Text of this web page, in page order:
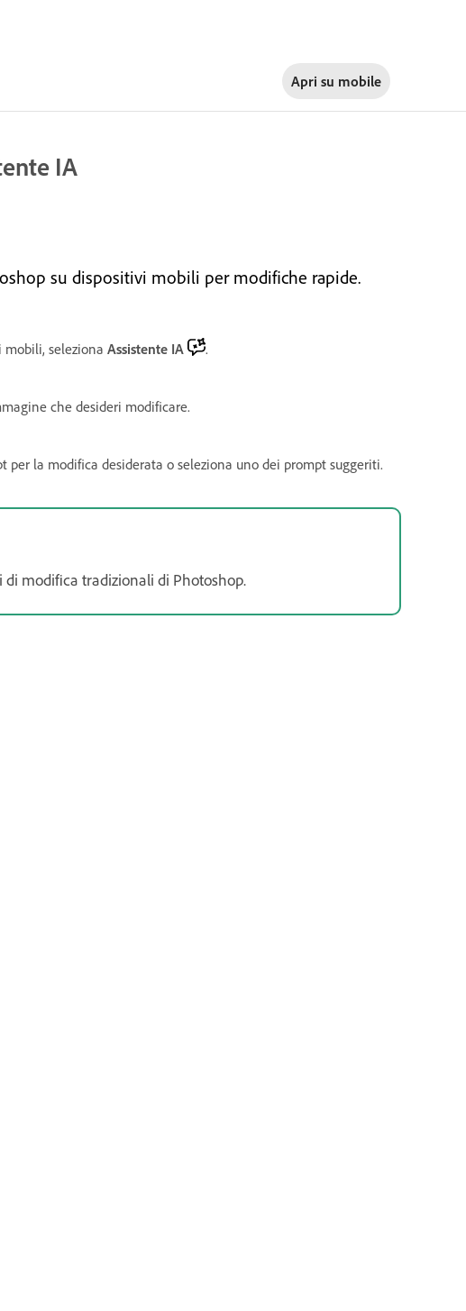
Apri su mobile
IA
su dispositivi mobili per modifiche rapide.
seleziona Assistente IA .
che desideri modificare.
per la modifica desiderata o seleziona uno dei prompt suggeriti.
modifica tradizionali di Photoshop.